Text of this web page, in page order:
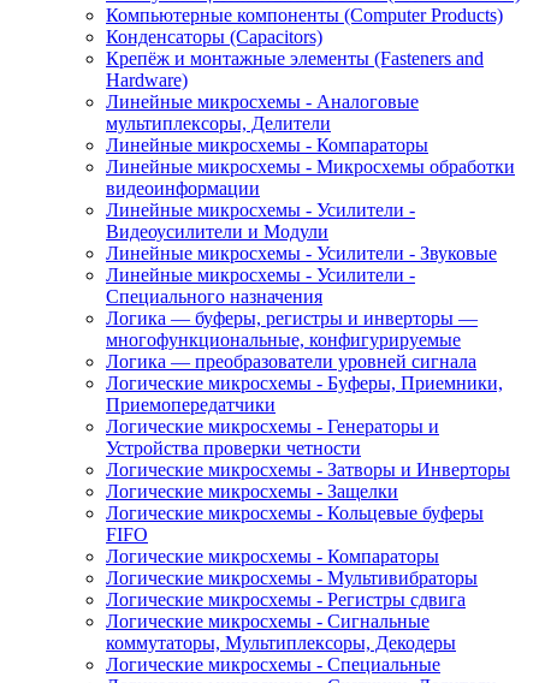
Компьютерные компоненты (Computer Products)
Конденсаторы (Capacitors)
Крепёж и монтажные элементы (Fasteners and
Hardware)
Линейные микросхемы - Аналоговые
мультиплексоры, Делители
Линейные микросхемы - Компараторы
Линейные микросхемы - Микросхемы обработки
видеоинформации
Линейные микросхемы - Усилители -
Видеоусилители и Модули
Линейные микросхемы - Усилители - Звуковые
Линейные микросхемы - Усилители -
Специального назначения
Логика — буферы, регистры и инверторы —
многофункциональные, конфигурируемые
Логика — преобразователи уровней сигнала
Логические микросхемы - Буферы, Приемники,
Приемопередатчики
Логические микросхемы - Генераторы и
Устройства проверки четности
Логические микросхемы - Затворы и Инверторы
Логические микросхемы - Защелки
Логические микросхемы - Кольцевые буферы
FIFO
Логические микросхемы - Компараторы
Логические микросхемы - Мультивибраторы
Логические микросхемы - Регистры сдвига
Логические микросхемы - Сигнальные
коммутаторы, Мультиплексоры, Декодеры
Логические микросхемы - Специальные